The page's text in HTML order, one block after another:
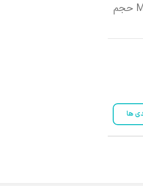
رولان ضد تعریق مردانه هیدرودرم مدل Men I Black حجم
ها